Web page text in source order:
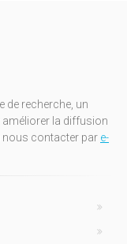
de recherche, un
améliorer la diffusion
nous contacter par e-